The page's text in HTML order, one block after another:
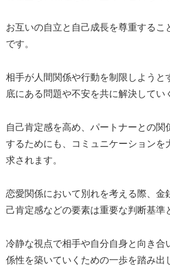
お互いの自立と自己成長を尊重するこ
です。
相手が人間関係や行動を制限しようと
底にある問題や不安を共に解決してい
自己肯定感を高め、パートナーとの関
するためにも、コミュニケーションを
求されます。
恋愛関係において別れを考える際、金
己肯定感などの要素は重要な判断基準
冷静な視点で相手や自分自身と向き合
係性を築いていくための一歩を踏み出